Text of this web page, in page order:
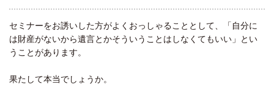
セミナーをお誘いした方がよくおっしゃることとして、「自分に
は財産がないから遺言とかそういうことはしなくてもいい」とい
うことがあります。
果たして本当でしょうか。